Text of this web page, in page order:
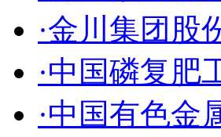
·金川集团股
·中国磷复肥
·中国有色金